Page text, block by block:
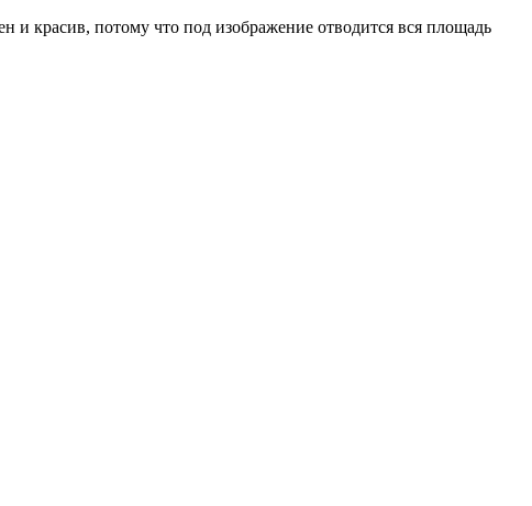
красив, потому что под изображение отводится вся площадь